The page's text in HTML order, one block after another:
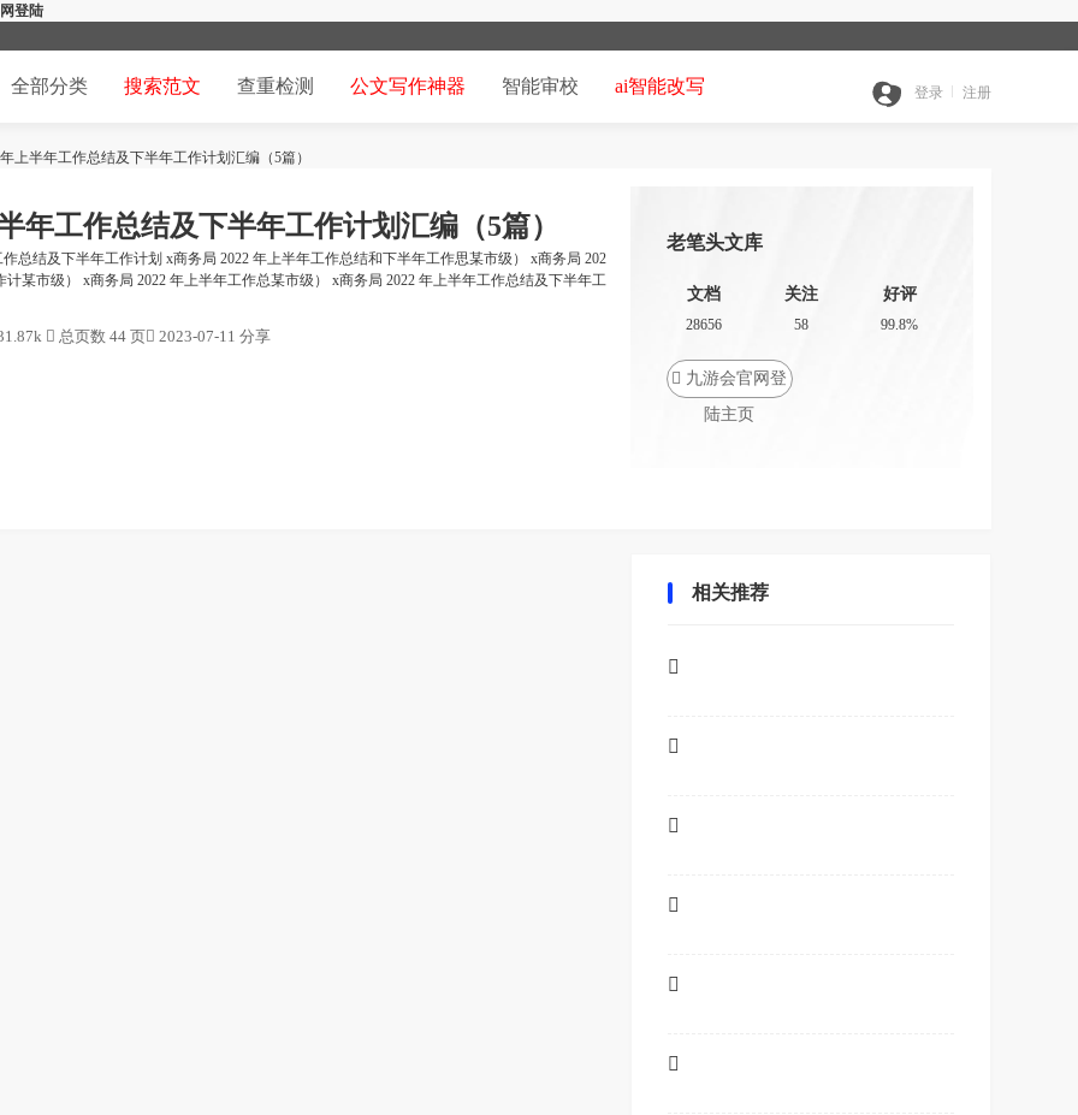
登陆
登录 注册
全部分类 搜索范文 查重检测 公文写作神器 智能审校 ai智能改写
上半年工作总结及下半年工作计划汇编（5篇）
老笔头文库
文档
28656
关注
58
好评
99.8%
 九游会官网登
陆主页
年工作总结及下半年工作计划汇编（5篇）
结及下半年工作计划 x商务局 2022 年上半年工作总结和下半年工作思某市级） x商务局 202
某市级） x商务局 2022 年上半年工作总某市级） x商务局 2022 年上半年工作总结及下半年工
 总页数 44 页 2023-07-11 分享
相关推荐





